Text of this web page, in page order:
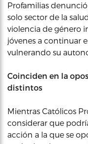
Profamilias
solo sector de la
violencia de género
jóvenes a continuar
vulnerando su
Coinciden en la
distintos
Mientras Católicos
considerar que
acción a la que se